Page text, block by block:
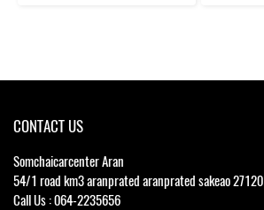
CONTACT US
Somchaicarcenter Aran
54/1 road km3 aranprated aranprated sakeao 27120
Call Us : 064-2235656